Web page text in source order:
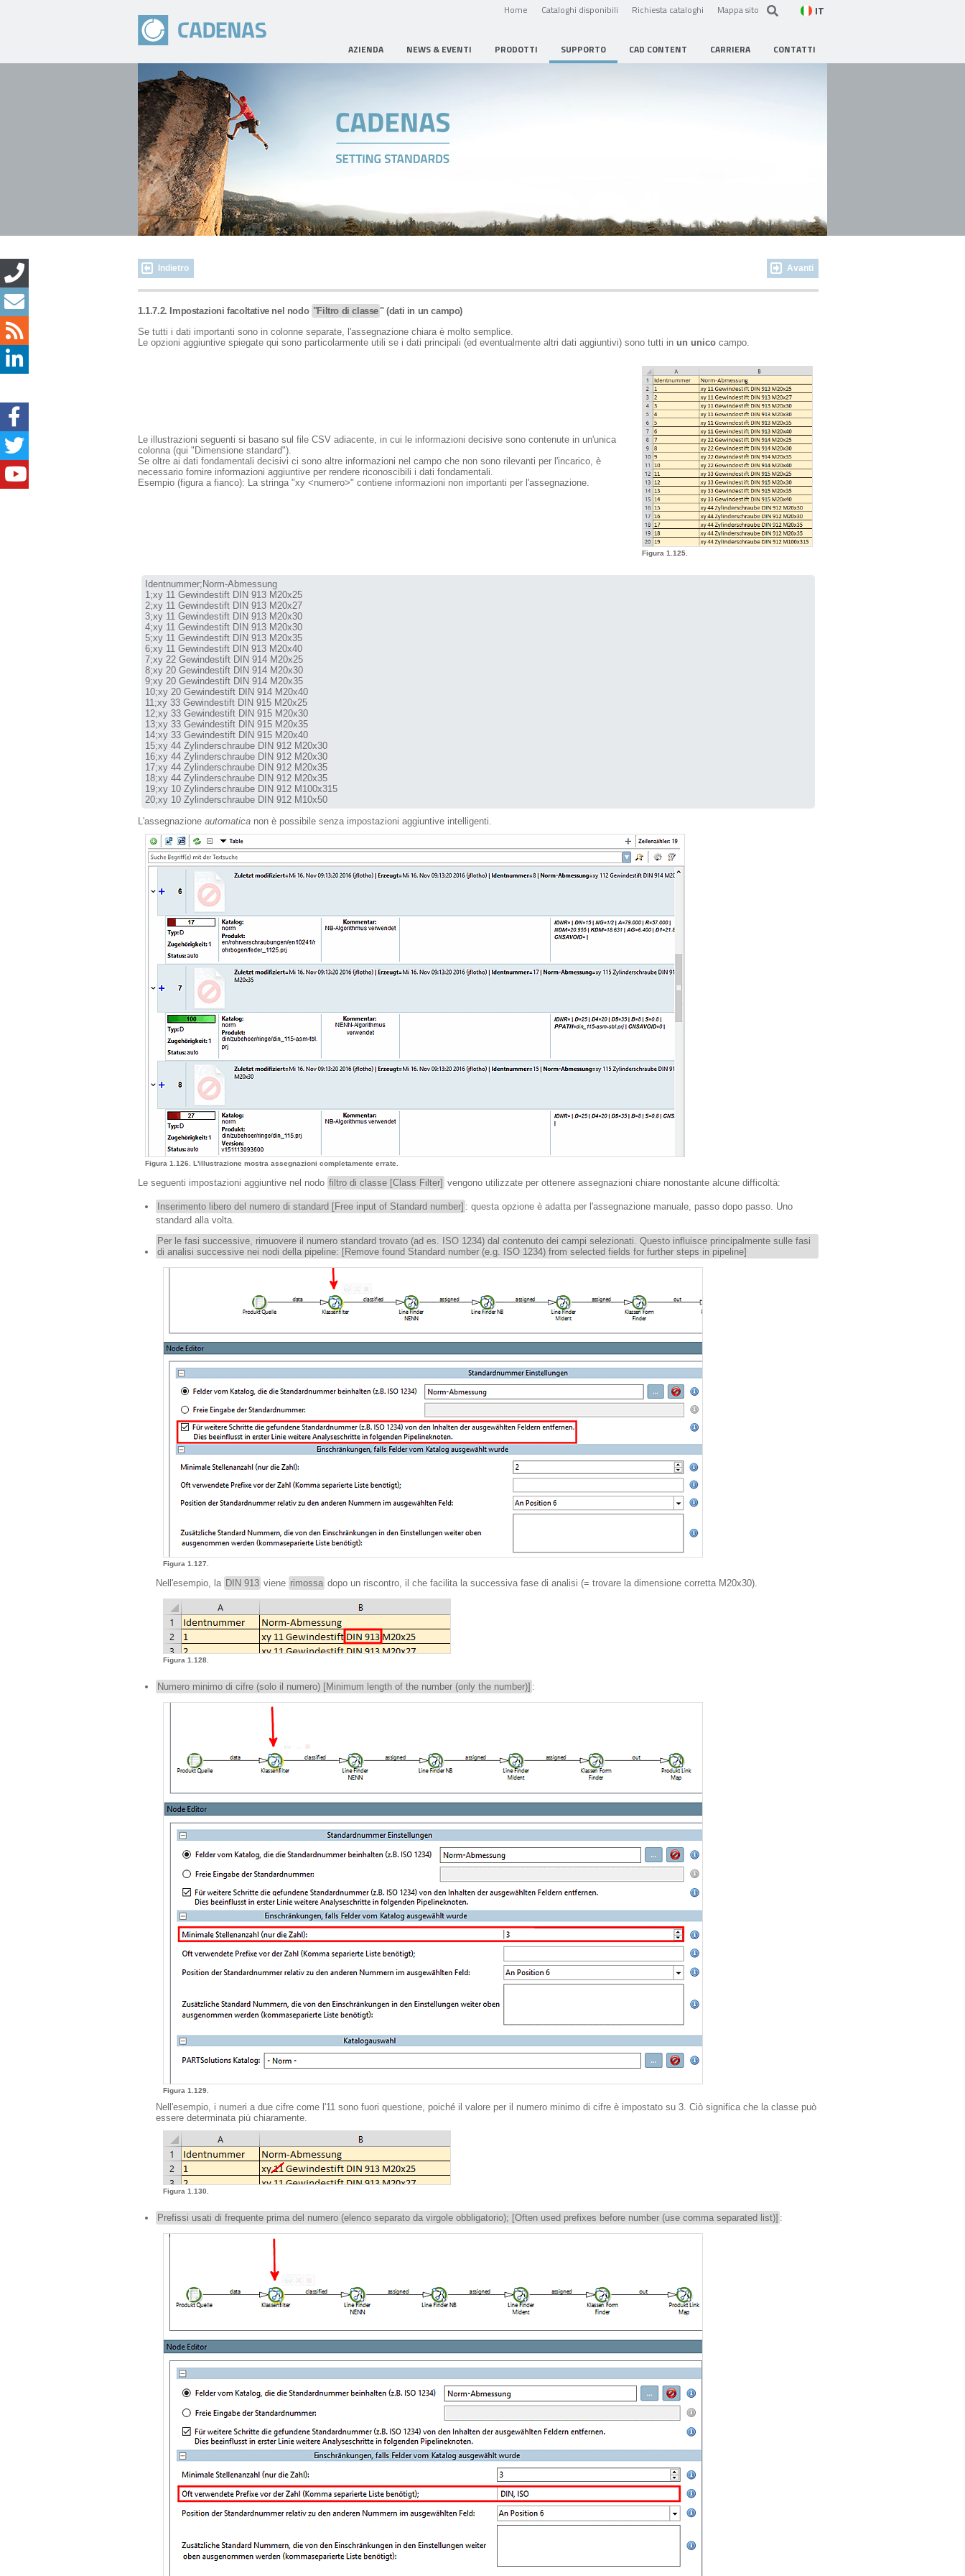
Home Cataloghi disponibili Richiesta cataloghi Mappa sito IT
AZIENDA NEWS & EVENTI PRODOTTI SUPPORTO CAD CONTENT CARRIERA CONTATTI
Indietro Avanti
1.1.7.2. Impostazioni facoltative nel nodo "Filtro di classe " (dati in un campo)
Se tutti i dati importanti sono in colonne separate, l'assegnazione chiara è molto semplice.
Le opzioni aggiuntive spiegate qui sono particolarmente utili se i dati principali (ed eventualmente altri dati aggiuntivi) sono tutti in un unico campo.
Le illustrazioni seguenti si basano sul file CSV adiacente, in cui le informazioni decisive sono contenute in un'unica
colonna (qui "Dimensione standard").
Se oltre ai dati fondamentali decisivi ci sono altre informazioni nel campo che non sono rilevanti per l'incarico, è
necessario fornire informazioni aggiuntive per rendere riconoscibili i dati fondamentali.
Esempio (figura a fianco): La stringa "xy <numero>" contiene informazioni non importanti per l'assegnazione.
Figura 1.125.
Identnummer;Norm-Abmessung
1;xy 11 Gewindestift DIN 913 M20x25
2;xy 11 Gewindestift DIN 913 M20x27
3;xy 11 Gewindestift DIN 913 M20x30
4;xy 11 Gewindestift DIN 913 M20x30
5;xy 11 Gewindestift DIN 913 M20x35
6;xy 11 Gewindestift DIN 913 M20x40
7;xy 22 Gewindestift DIN 914 M20x25
8;xy 20 Gewindestift DIN 914 M20x30
9;xy 20 Gewindestift DIN 914 M20x35
10;xy 20 Gewindestift DIN 914 M20x40
11;xy 33 Gewindestift DIN 915 M20x25
12;xy 33 Gewindestift DIN 915 M20x30
13;xy 33 Gewindestift DIN 915 M20x35
14;xy 33 Gewindestift DIN 915 M20x40
15;xy 44 Zylinderschraube DIN 912 M20x30
16;xy 44 Zylinderschraube DIN 912 M20x30
17;xy 44 Zylinderschraube DIN 912 M20x35
18;xy 44 Zylinderschraube DIN 912 M20x35
19;xy 10 Zylinderschraube DIN 912 M100x315
20;xy 10 Zylinderschraube DIN 912 M10x50
L'assegnazione automatica non è possibile senza impostazioni aggiuntive intelligenti.
Figura 1.126. L'illustrazione mostra assegnazioni completamente errate.
Le seguenti impostazioni aggiuntive nel nodo filtro di classe [Class Filter] vengono utilizzate per ottenere assegnazioni chiare nonostante alcune difficoltà:
Inserimento libero del numero di standard [Free input of Standard number] : questa opzione è adatta per l'assegnazione manuale, passo dopo passo. Uno
standard alla volta.
Per le fasi successive, rimuovere il numero standard trovato (ad es. ISO 1234) dal contenuto dei campi selezionati. Questo influisce principalmente sulle fasi
di analisi successive nei nodi della pipeline: [Remove found Standard number (e.g. ISO 1234) from selected fields for further steps in pipeline]
Figura 1.127.
Nell'esempio, la DIN 913 viene rimossa dopo un riscontro, il che facilita la successiva fase di analisi (= trovare la dimensione corretta M20x30).
Figura 1.128.
Numero minimo di cifre (solo il numero) [Minimum length of the number (only the number)] :
Figura 1.129.
Nell'esempio, i numeri a due cifre come l'11 sono fuori questione, poiché il valore per il numero minimo di cifre è impostato su 3. Ciò significa che la classe può
essere determinata più chiaramente.
Figura 1.130.
Prefissi usati di frequente prima del numero (elenco separato da virgole obbligatorio); [Often used prefixes before number (use comma separated list)] :